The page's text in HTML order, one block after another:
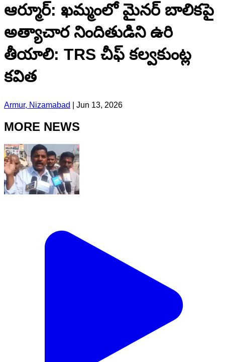
ఆర్మూర్: ఖమ్మంలో మైనర్ బాలికపై
అత్యాచార నిందితుడిని ఉరి
తీయాలి: TRS చీఫ్ కల్వకుంట్ల
కవిత
Armur, Nizamabad Jun 13, 2026
MORE NEWS